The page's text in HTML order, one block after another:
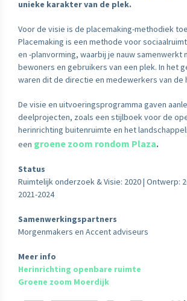
unieke karakter van de plek.
Voor de visie is de placemaking-methodiek
Placemaking is een methode voor
en -planvorming, waarbij je nauw samenwerkt
bewoners en gebruikers van een plek. In het
waren dit de directie en medewerkers van de
De visie en uitvoeringsprogramma gaven
deelprojecten, zoals een stijlboek voor de
herinrichting buitenruimte en het
een groene zoom rondom Plaza.
Status
Ruimtelijk onderzoek & Visie: 2020 | Ontwerp:
2021-2024
Samenwerkingspartners
Morgenmakers en Accent adviseurs
Meer info
Herinrichting openbare ruimte
Groene zoom Moerdijk